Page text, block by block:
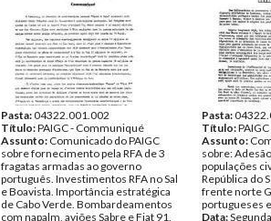
Pasta:04322.001.002
Título:PAIGC - Communiqué
Assunto: Comunicado do PAIGC
sobre fornecimento pela RFA de 3
fragatas armadas ao governo
português. Investimentos RFA no Sal
e Boavista. Importância estratégica
de Cabo Verde. Bombardeamentos
com napalm, aviões Sabre e Fiat 91,
Pasta:
Título:
Assunto:
sobre:
populações
República do
frente norte
portugueses
Data: